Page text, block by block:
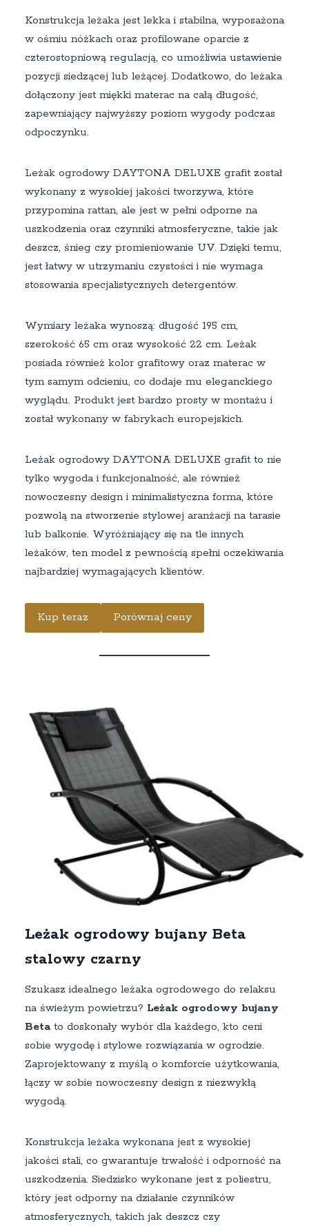
Konstrukcja leżaka jest lekka i stabilna, wyposażona
w ośmiu nóżkach oraz profilowane oparcie z
czterostopniową regulacją, co umożliwia ustawienie
pozycji siedzącej lub leżącej. Dodatkowo, do leżaka
dołączony jest miękki materac na całą długość,
zapewniający najwyższy poziom wygody podczas
odpoczynku.
Leżak ogrodowy DAYTONA DELUXE grafit został
wykonany z wysokiej jakości tworzywa, które
przypomina rattan, ale jest w pełni odporne na
uszkodzenia oraz czynniki atmosferyczne, takie jak
deszcz, śnieg czy promieniowanie UV. Dzięki temu,
jest łatwy w utrzymaniu czystości i nie wymaga
stosowania specjalistycznych detergentów.
Wymiary leżaka wynoszą: długość 195 cm,
szerokość 65 cm oraz wysokość 22 cm. Leżak
posiada również kolor grafitowy oraz materac w
tym samym odcieniu, co dodaje mu eleganckiego
wyglądu. Produkt jest bardzo prosty w montażu i
został wykonany w fabrykach europejskich.
Leżak ogrodowy DAYTONA DELUXE grafit to nie
tylko wygoda i funkcjonalność, ale również
nowoczesny design i minimalistyczna forma, które
pozwolą na stworzenie stylowej aranżacji na tarasie
lub balkonie. Wyróżniający się na tle innych
leżaków, ten model z pewnością spełni oczekiwania
najbardziej wymagających klientów.
Kup teraz Porównaj ceny
Leżak ogrodowy bujany Beta
stalowy czarny
Szukasz idealnego leżaka ogrodowego do relaksu
na świeżym powietrzu? Leżak ogrodowy bujany
Betato doskonały wybór dla każdego, kto ceni
sobie wygodę i stylowe rozwiązania w ogrodzie.
Zaprojektowany z myślą o komforcie użytkowania,
łączy w sobie nowoczesny design z niezwykłą
wygodą.
Konstrukcja leżaka wykonana jest z wysokiej
jakości stali, co gwarantuje trwałość i odporność na
uszkodzenia. Siedzisko wykonane jest z poliestru,
który jest odporny na działanie czynników
atmosferycznych, takich jak deszcz czy